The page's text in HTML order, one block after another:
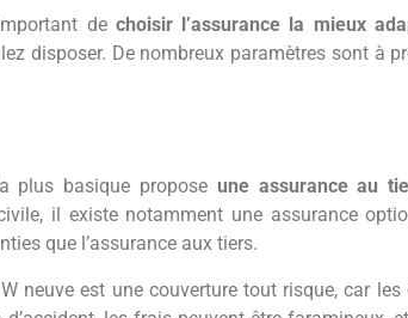
dechoisir l’assurance la mieux
disposer. De nombreux paramètres sont à
plus basique propose une assurance au
il existe notamment une assurance
que l’assurance aux tiers.
neuve est une couverture tout risque, car les